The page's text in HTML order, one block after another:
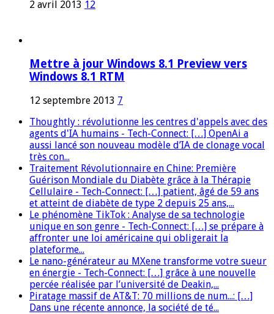
2 avril 2013 12
Mettre à jour Windows 8.1 Preview vers
Windows 8.1 RTM
12 septembre 2013 7
Thoughtly : révolutionne les centres d'appels avec des
agents d'IA humains - Tech-Connect: […] OpenAi a
aussi lancé son nouveau modèle d’IA de clonage vocal
très con...
Traitement Révolutionnaire en Chine: Première
Guérison Mondiale du Diabète grâce à la Thérapie
Cellulaire - Tech-Connect: […] patient, âgé de 59 ans
et atteint de diabète de type 2 depuis 25 ans,...
Le phénomène TikTok : Analyse de sa technologie
unique en son genre - Tech-Connect: […] se prépare à
affronter une loi américaine qui obligerait la
plateforme...
Le nano-générateur au MXene transforme votre sueur
en énergie - Tech-Connect: […] grâce à une nouvelle
percée réalisée par l’université de Deakin,...
Piratage massif de AT&T: 70 millions de num...: […]
Dans une récente annonce, la société de té...